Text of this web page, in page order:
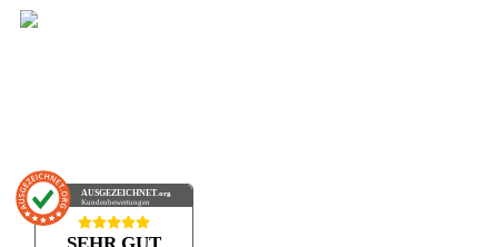
AUSGEZEICHNET.org
Kundenbewertungen